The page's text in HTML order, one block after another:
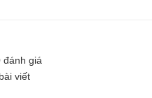
đánh giá
viết